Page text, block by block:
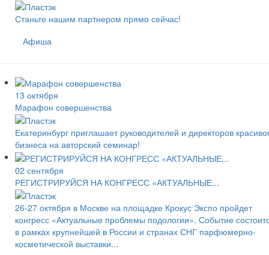
Станьте нашим партнером прямо сейчас!
Афиша
13 октября
Марафон совершенства
Екатеринбург приглашает руководителей и директоров
бизнеса на авторский семинар!
02 сентября
РЕГИСТРИРУЙСЯ НА КОНГРЕСС «АКТУАЛЬНЫЕ...
26-27 октября в Москве на площадке Крокус Экспо пройдет
конгресс «Актуальные проблемы подологии». Событие
в рамках крупнейшей в России и странах СНГ парфюмерно-
косметической выставки...